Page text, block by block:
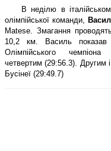
В неділю в
олімпійської команди,
Matese . Змагання
10,2 км. Василь
Олімпійського
четвертим (29:56.3). Другим і
Бусінеї (29:49.7)